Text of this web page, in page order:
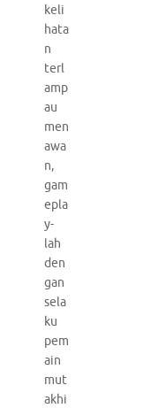
keli
hata
n
terl
amp
au
men
awa
n,
gam
epla
y-
lah
den
gan
sela
ku
pem
ain
mut
akhi